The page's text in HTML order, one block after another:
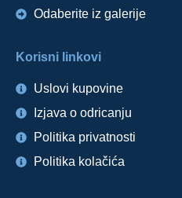
Odaberite iz galerije
Korisni linkovi
Uslovi kupovine
Izjava o odricanju
Politika privatnosti
Politika kolačića